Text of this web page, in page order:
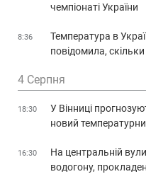
чемпіонаті України
8:36
Температура в
повідомила,
4 Серпня
18:30
У Вінниці
новий
16:30
На центральній
водогону,